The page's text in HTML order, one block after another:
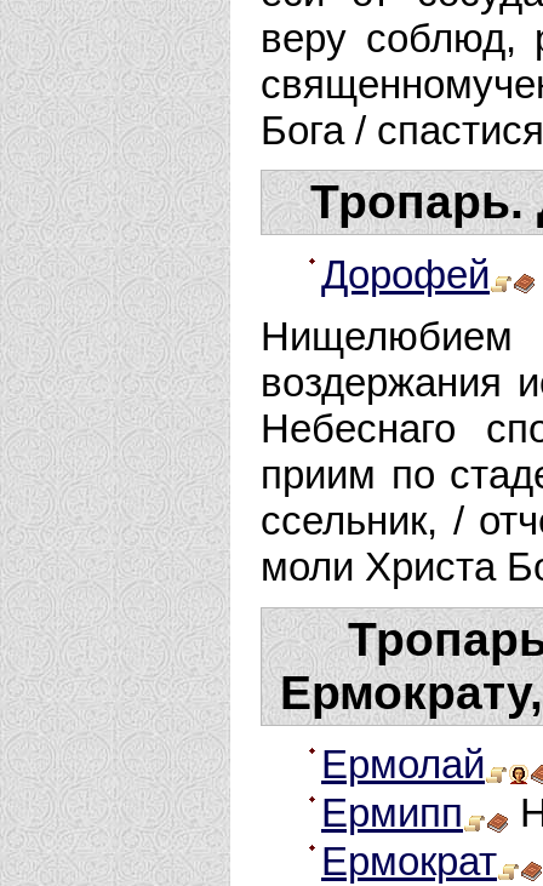
веру соблюд,
Бога /
Тропарь.
Дорофей
воздержания
Небеснаго
приим по
ссельник, /
моли Христа
Ермолай
Ермипп
Ермократ